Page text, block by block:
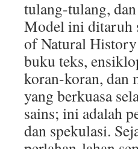
tulang-tulang,
Model ini ditaruh
of Natural
buku teks,
koran-koran, dan
yang berkuasa
sains; ini adalah
dan spekulasi.